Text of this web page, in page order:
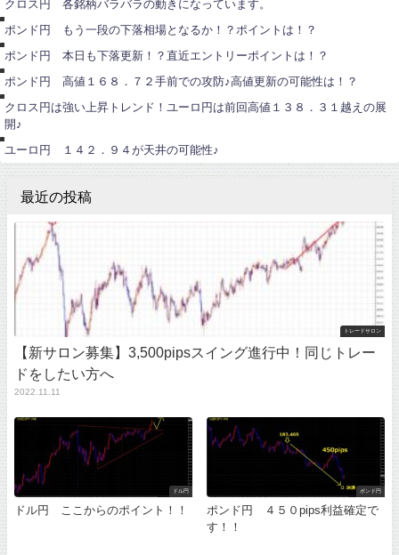
クロス円 各銘柄バラバラの動きになっています。
ポンド円 もう一段の下落相場となるか！？ポイントは！？
ポンド円 本日も下落更新！？直近エントリーポイントは！？
ポンド円 高値１６８．７２手前での攻防♪高値更新の可能性は！？
クロス円は強い上昇トレンド！ユーロ円は前回高値１３８．３１越えの展
開♪
ユーロ円 １４２．９４が天井の可能性♪
最近の投稿
トレードサロン
【新サロン募集】3,500pipsスイング進行中！同じトレー
ドをしたい方へ
2022.11.11
ドル円
ドル円 ここからのポイント！！
ポンド円
ポンド円 ４５０pips利益確定で
す！！